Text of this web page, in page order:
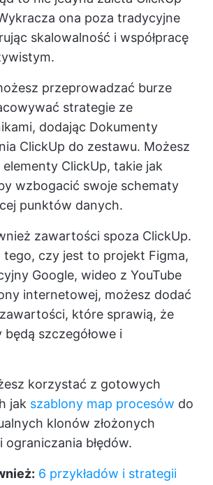
ona poza tradycyjne
skalowalność i współpracę
przeprowadzać burze
strategie ze
dodając Dokumenty
ClickUp do zestawu. Możesz
ClickUp, takie jak
wzbogacić swoje schematy
punktów danych.
zawartości spoza ClickUp.
tego, czy jest to projekt Figma,
Google, wideo z YouTube
internetowej, możesz dodać
które sprawią, że
szczegółowe i
korzystać z gotowych
jak szablony map procesów do
klonów złożonych
ograniczania błędów.
6 przykładów i strategii